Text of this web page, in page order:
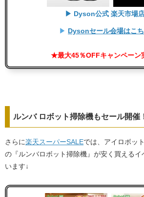
▶ Dyson公式 楽天市場
▶ Dysonセール会場はこ
★最大45％OFFキャンペー
ルンバ ロボット掃除機もセール開催
さらに楽天スーパーSALEでは、アイロボッ
の『ルンバロボット掃除機』が安く買える
います↓